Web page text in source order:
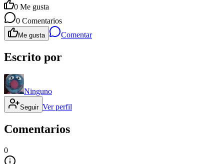
0 Me gusta
0 Comentarios
Me gusta Comentar
Escrito por
Ninguno
Seguir Ver perfil
Comentarios
0